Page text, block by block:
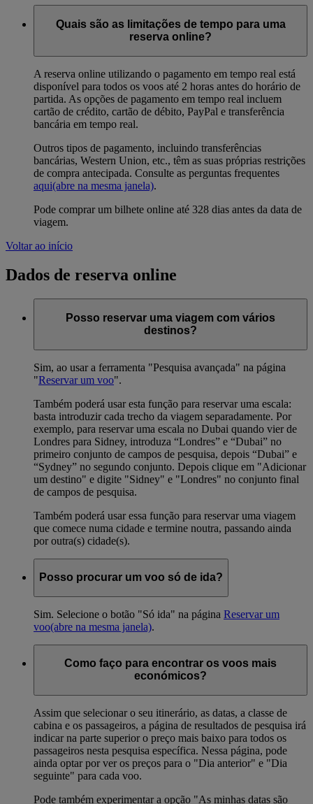
Quais são as limitações de tempo para uma
reserva online?
A reserva online utilizando o pagamento em tempo real está
disponível para todos os voos até 2 horas antes do horário de
partida. As opções de pagamento em tempo real incluem
cartão de crédito, cartão de débito, PayPal e transferência
bancária em tempo real.
Outros tipos de pagamento, incluindo transferências
bancárias, Western Union, etc., têm as suas próprias restrições
de compra antecipada. Consulte as perguntas frequentes
aqui(abre na mesma janela).
Pode comprar um bilhete online até 328 dias antes da data de
viagem.
Voltar ao início
Dados de reserva online
Posso reservar uma viagem com vários
destinos?
Sim, ao usar a ferramenta "Pesquisa avançada" na página
"Reservar um voo".
Também poderá usar esta função para reservar uma escala:
basta introduzir cada trecho da viagem separadamente. Por
exemplo, para reservar uma escala no Dubai quando vier de
Londres para Sidney, introduza “Londres” e “Dubai” no
primeiro conjunto de campos de pesquisa, depois “Dubai” e
“Sydney” no segundo conjunto. Depois clique em "Adicionar
um destino" e digite "Sidney" e "Londres" no conjunto final
de campos de pesquisa.
Também poderá usar essa função para reservar uma viagem
que comece numa cidade e termine noutra, passando ainda
por outra(s) cidade(s).
Posso procurar um voo só de ida?
Sim. Selecione o botão "Só ida" na página Reservar um
voo(abre na mesma janela).
Como faço para encontrar os voos mais
económicos?
Assim que selecionar o seu itinerário, as datas, a classe de
cabina e os passageiros, a página de resultados de pesquisa irá
indicar na parte superior o preço mais baixo para todos os
passageiros nesta pesquisa específica. Nessa página, pode
ainda optar por ver os preços para o "Dia anterior" e "Dia
seguinte" para cada voo.
Pode também experimentar a opção "As minhas datas são